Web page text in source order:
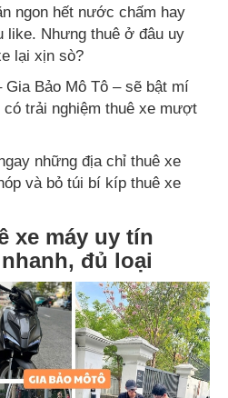
ngon hết nước chấm hay
like. Nhưng thuê ở đâu uy
lại xịn sò?
Gia Bảo Mô Tô – sẽ bật mí
trải nghiệm thuê xe mượt
những địa chỉ thuê xe
và bỏ túi bí kíp thuê xe
xe máy uy tín
đủ loại